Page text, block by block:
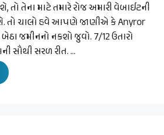
તો તેના માટે તમારે રોજ અમારી વેબાઈટની
તો ચાલો હવે આપણે જાણીએ કે Anyror
જમીનનો નકશો જુવો. 7/12 ઉતારો
સૌથી સરળ રીત. …